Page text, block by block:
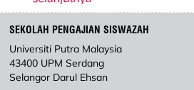
SEKOLAH PENGAJIAN SISWAZAH
Universiti Putra Malaysia
43400 UPM Serdang
Selangor Darul Ehsan